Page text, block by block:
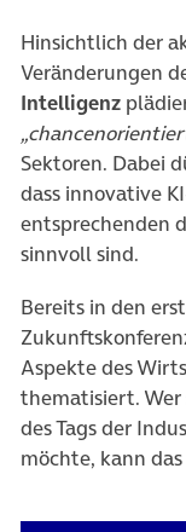
Hinsichtlich der
Veränderungen
Intelligenz
Sektoren. Dabei
dass innovative
entsprechenden
sinnvoll sind.
Bereits in den
Aspekte des
thematisiert.
des Tags der
möchte, kann das